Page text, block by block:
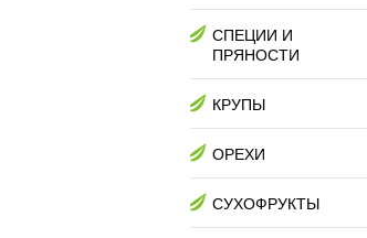
СПЕЦИИ И
ПРЯНОСТИ
КРУПЫ
ОРЕХИ
СУХОФРУКТЫ